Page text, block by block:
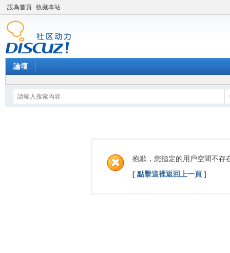
設為首頁 收藏本站
論壇
抱歉，您指定的用戶空間不存
[ 點擊這裡返回上一頁 ]